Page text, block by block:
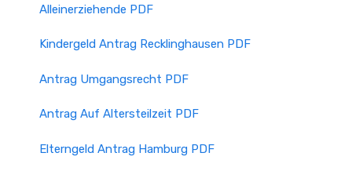
Alleinerziehende PDF
Kindergeld Antrag Recklinghausen PDF
Antrag Umgangsrecht PDF
Antrag Auf Altersteilzeit PDF
Elterngeld Antrag Hamburg PDF